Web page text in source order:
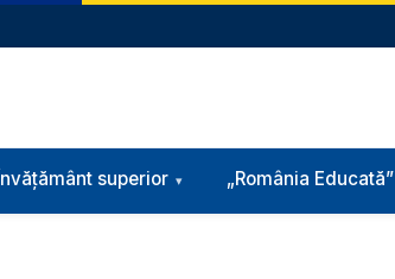
Învățământ superior „România Educată”